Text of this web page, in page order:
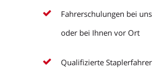
Fahrerschulungen bei
oder bei Ihnen vor Ort
Qualifizierte Staplerfahrer